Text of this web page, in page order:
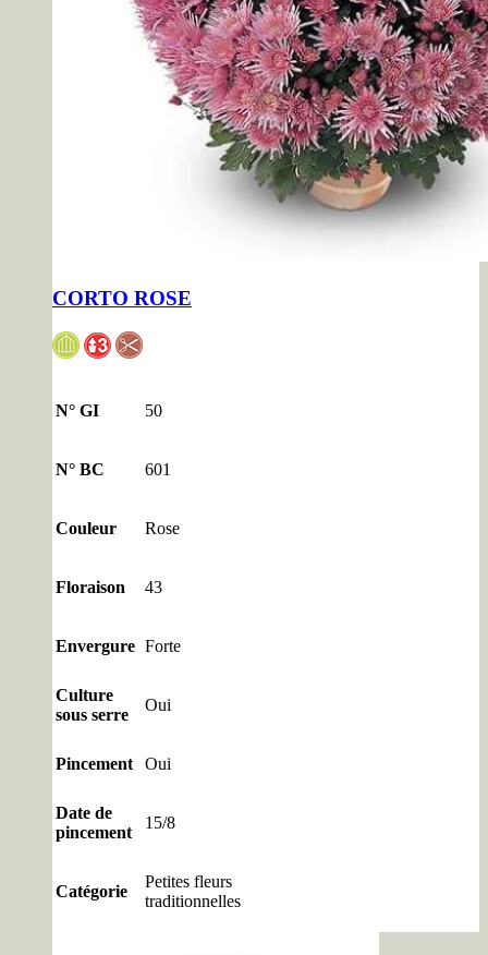
CORTO ROSE
N° GI 50
N° BC 601
Couleur Rose
Floraison 43
Envergure Forte
Culture
sous serre
Oui
Pincement Oui
Date de
pincement
15/8
Catégorie
Petites fleurs
traditionnelles